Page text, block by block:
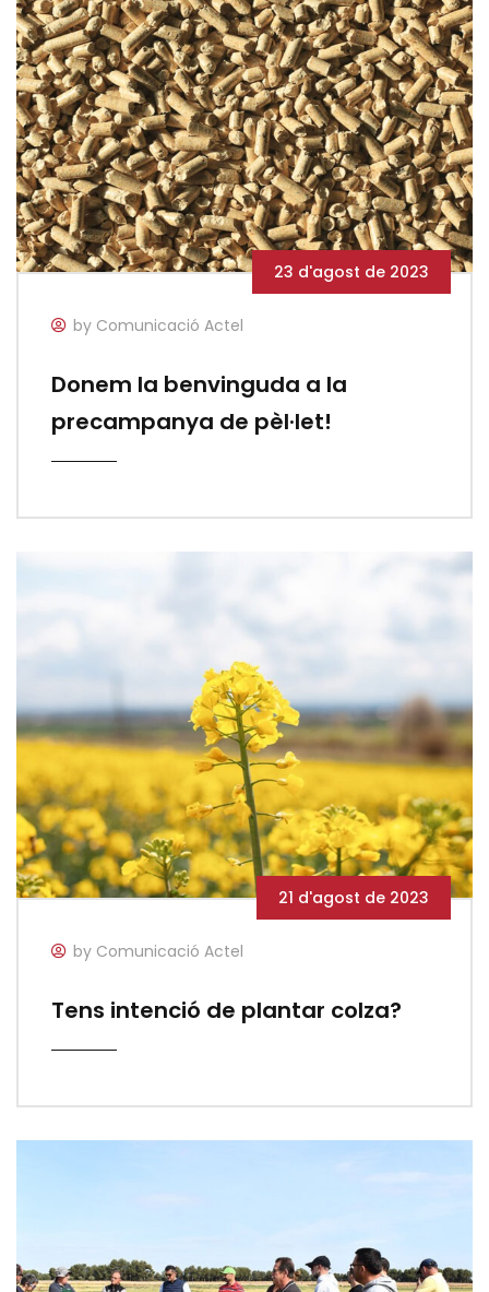
23 d'agost de 2023
by Comunicació Actel
Donem la benvinguda a la
precampanya de pèl·let!
21 d'agost de 2023
by Comunicació Actel
Tens intenció de plantar colza?